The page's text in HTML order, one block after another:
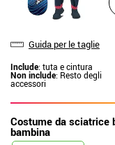
Guida per le taglie
Include: tuta e cintura
Non include: Resto degli
accessori
Costume da sciatrice
bambina